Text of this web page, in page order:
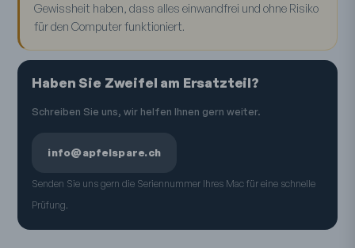
Gewissheit haben, dass alles einwandfrei und ohne Risiko
für den Computer funktioniert.
Haben Sie Zweifel am Ersatzteil?
Schreiben Sie uns, wir helfen Ihnen gern weiter.
info@apfelspare.ch
Senden Sie uns gern die Seriennummer Ihres Mac für eine schnelle
Prüfung.